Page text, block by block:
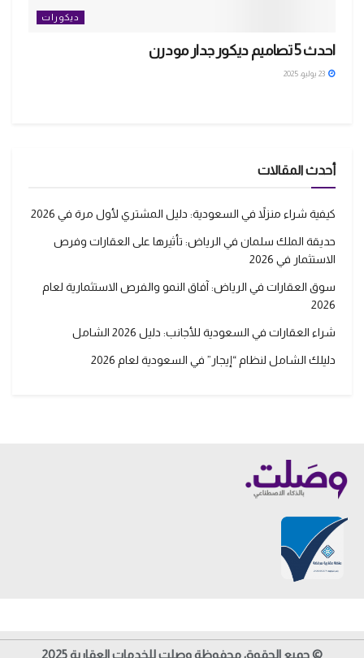
ديكورات
احدث 5 تصاميم ديكور جدار مودرن
أحدث المقالات
كيفية شراء منزلاً في السعودية: دليل المشتري لأول مرة في 2026
حديقة الملك سلمان في الرياض: تأثيرها على العقارات وفرص
الاستثمار في 2026
سوق العقارات في الرياض: آفاق النمو والفرص الاستثمارية لعام
2026
شراء العقارات في السعودية للأجانب: دليل 2026 الشامل
دليلك الشامل لنظام “إيجار” في السعودية لعام 2026
© جميع الحقوق محفوظة وصلت للخدمات العقارية 2025